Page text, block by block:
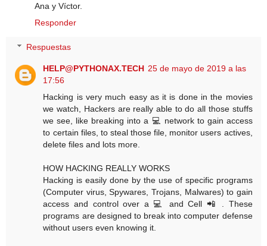
Ana y Víctor.
Responder
Respuestas
HELP@PYTHONAX.TECH 25 de mayo de 2019 a las
17:56
Hacking is very much easy as it is done in the movies
we watch, Hackers are really able to do all those stuffs
we see, like breaking into a 💻 network to gain access
to certain files, to steal those file, monitor users actives,
delete files and lots more.
HOW HACKING REALLY WORKS
Hacking is easily done by the use of specific programs
(Computer virus, Spywares, Trojans, Malwares) to gain
access and control over a 💻 and Cell 📲 . These
programs are designed to break into computer defense
without users even knowing it.